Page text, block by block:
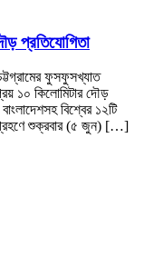
প্রতিযোগিতা
ফুসফুসখ্যাত
১০ কিলোমিটার দৌড়
বিশ্বের ১২টি
শুক্রবার (৫ জুন) […]